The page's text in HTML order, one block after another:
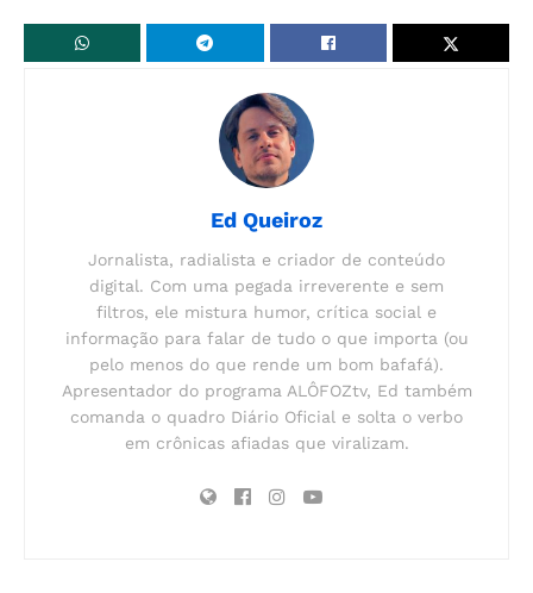
Ed Queiroz
Jornalista, radialista e criador de conteúdo
digital. Com uma pegada irreverente e sem
filtros, ele mistura humor, crítica social e
informação para falar de tudo o que importa (ou
pelo menos do que rende um bom bafafá).
Apresentador do programa ALÔFOZtv, Ed também
comanda o quadro Diário Oficial e solta o verbo
em crônicas afiadas que viralizam.